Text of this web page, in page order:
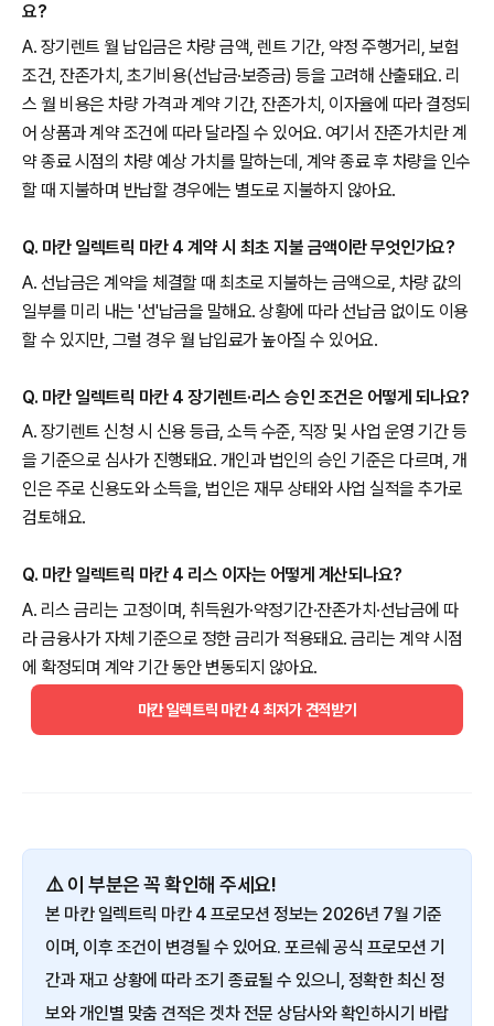
요?
A. 장기렌트 월 납입금은 차량 금액, 렌트 기간, 약정 주행거리, 보험
조건, 잔존가치, 초기비용(선납금·보증금) 등을 고려해 산출돼요. 리
스 월 비용은 차량 가격과 계약 기간, 잔존가치, 이자율에 따라 결정되
어 상품과 계약 조건에 따라 달라질 수 있어요. 여기서 잔존가치란 계
약 종료 시점의 차량 예상 가치를 말하는데, 계약 종료 후 차량을 인수
할 때 지불하며 반납할 경우에는 별도로 지불하지 않아요.
Q. 마칸 일렉트릭 마칸 4 계약 시 최초 지불 금액이란 무엇인가요?
A. 선납금은 계약을 체결할 때 최초로 지불하는 금액으로, 차량 값의
일부를 미리 내는 '선'납금을 말해요. 상황에 따라 선납금 없이도 이용
할 수 있지만, 그럴 경우 월 납입료가 높아질 수 있어요.
Q. 마칸 일렉트릭 마칸 4 장기렌트·리스 승인 조건은 어떻게 되나요?
A. 장기렌트 신청 시 신용 등급, 소득 수준, 직장 및 사업 운영 기간 등
을 기준으로 심사가 진행돼요. 개인과 법인의 승인 기준은 다르며, 개
인은 주로 신용도와 소득을, 법인은 재무 상태와 사업 실적을 추가로
검토해요.
Q. 마칸 일렉트릭 마칸 4 리스 이자는 어떻게 계산되나요?
A. 리스 금리는 고정이며, 취득원가·약정기간·잔존가치·선납금에 따
라 금융사가 자체 기준으로 정한 금리가 적용돼요. 금리는 계약 시점
에 확정되며 계약 기간 동안 변동되지 않아요.
마칸 일렉트릭 마칸 4 최저가 견적받기
⚠️ 이 부분은 꼭 확인해 주세요!
본 마칸 일렉트릭 마칸 4 프로모션 정보는 2026년 7월 기준
이며, 이후 조건이 변경될 수 있어요. 포르쉐 공식 프로모션 기
간과 재고 상황에 따라 조기 종료될 수 있으니, 정확한 최신 정
보와 개인별 맞춤 견적은 겟차 전문 상담사와 확인하시기 바랍